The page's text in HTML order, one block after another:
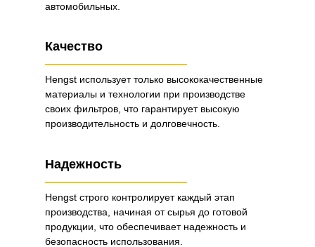
автомобильных.
Качество
Надежность
Hengst использует только высококачественные
материалы и технологии при производстве
своих фильтров, что гарантирует высокую
производительность и долговечность.
Hengst строго контролирует каждый этап
производства, начиная от сырья до готовой
продукции, что обеспечивает надежность и
безопасность использования.